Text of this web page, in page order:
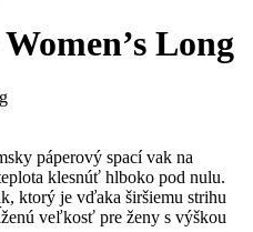
Long
páperový spací vak na
klesnúť hlboko pod nulu.
ktorý je vďaka širšiemu strihu
veľkosť pre ženy s výškou